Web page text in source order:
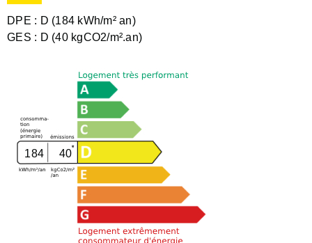
DPE : D (184 kWh/m² an)
GES : D (40 kgCO2/m².an)
184 40